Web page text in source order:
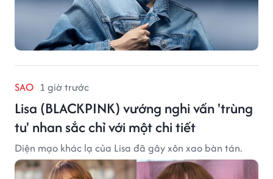
SAO 1 giờ trước
Lisa (BLACKPINK) vướng nghi vấn 'trùng
tu' nhan sắc chỉ với một chi tiết
Diện mạo khác lạ của Lisa đã gây xôn xao bàn tán.